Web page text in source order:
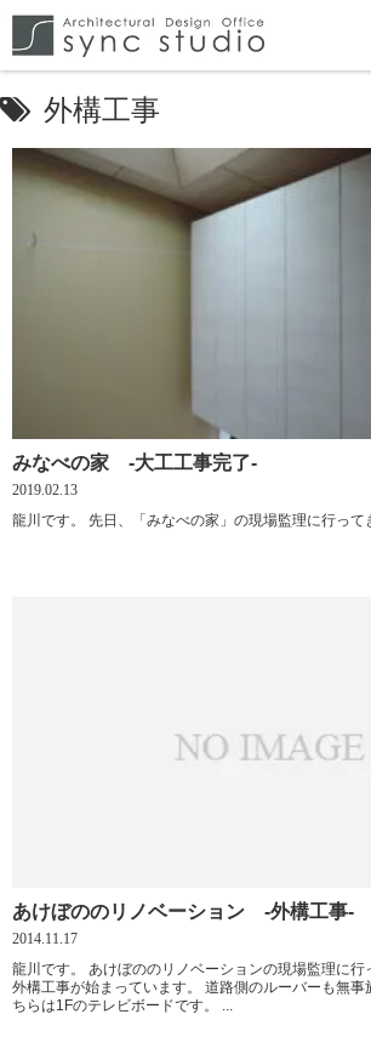
外構工事
みなべの家 -大工工事完了-
2019.02.13
あけぼののリノベーション -外構工事-
2014.11.17
龍川です。 あけぼののリノベーションの現場監理に行ったきました。 現場では
外構工事が始まっています。 道路側のルーバーも無事施工完了しています。 こ
ちらは1Fのテレビボードです。 ...